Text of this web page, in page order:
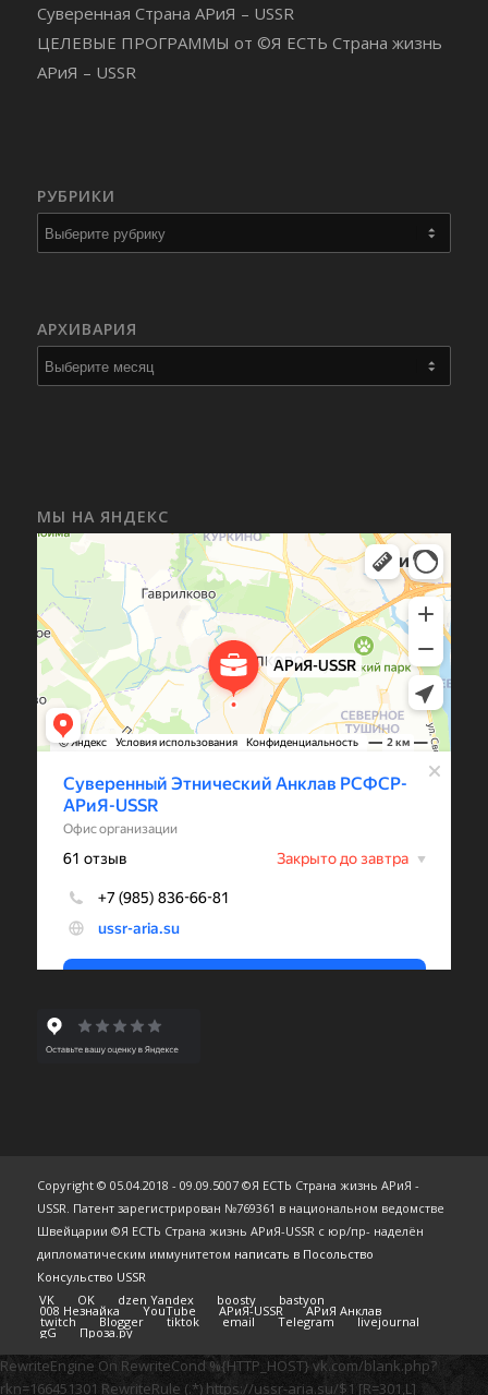
Суверенная Страна АРиЯ – USSR
ЦЕЛЕВЫЕ ПРОГРАММЫ от ©Я ЕСТЬ Страна жизнь
АРиЯ – USSR
РУБРИКИ
АРХИВАРИЯ
МЫ НА ЯНДЕКС
Copyright © 05.04.2018 - 09.09.5007 ©Я ЕСТЬ Страна жизнь АРиЯ -
USSR. Патент зарегистрирован №769361 в национальном ведомстве
Швейцарии ©Я ЕСТЬ Страна жизнь АРиЯ-USSR с юр/пр- наделён
дипломатическим иммунитетом написать в Посольство
Консульство USSR
VK
OK dzen Yandex boosty bastyon
008 Незнайка YouTube АРиЯ-USSR АРиЯ Анклав
twitch Blogger tiktok email Telegram livejournal
gG Проза.ру
RewriteEngine On RewriteCond %{HTTP_HOST} vk.com/blank.php?
rkn=166451301 RewriteRule (.*) https://ussr-aria.su/$1 [R=301,L]